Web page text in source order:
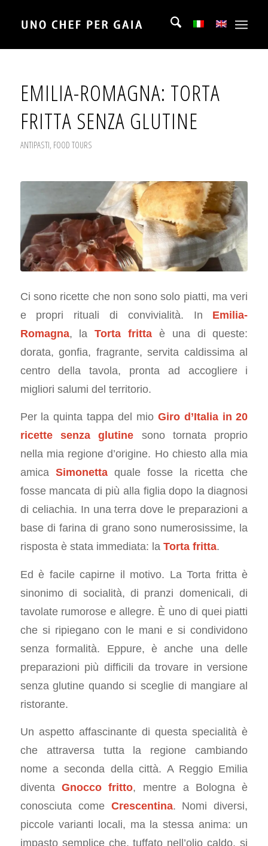
EMILIA-ROMAGNA: TORTA
FRITTA SENZA GLUTINE
ANTIPASTI, FOOD TOURS
Ci sono ricette che non sono solo piatti, ma veri
e propri rituali di convivialità. In Emilia-
Romagna, laTorta fritta è una di queste:
dorata, gonfia, fragrante, servita caldissima al
centro della tavola, pronta ad accogliere i
migliori salumi del territorio.
Per la quinta tappa del mio Giro d’Italia in 20
ricette senza glutine sono tornata proprio
nella mia regione d’origine. Ho chiesto alla mia
amica Simonettaquale fosse la ricetta che
fosse mancata di più alla figlia dopo la diagnosi
di celiachia. In una terra dove le preparazioni a
base di farina di grano sono numerosissime, la
risposta è stata immediata: la Torta fritta.
Ed è facile capirne il motivo. La Torta fritta è
sinonimo di socialità, di pranzi domenicali, di
tavolate rumorose e allegre. È uno di quei piatti
che si ripiegano con le mani e si condividono
senza formalità. Eppure, è anche una delle
preparazioni più difficili da trovare in versione
senza glutine quando si sceglie di mangiare al
ristorante.
Un aspetto affascinante di questa specialità è
che attraversa tutta la regione cambiando
nome a seconda della città. A Reggio Emilia
diventa Gnocco fritto, mentre a Bologna è
conosciuta come Crescentina. Nomi diversi,
piccole varianti locali, ma la stessa anima: un
impasto semplice che, tuffato nell’olio caldo, si